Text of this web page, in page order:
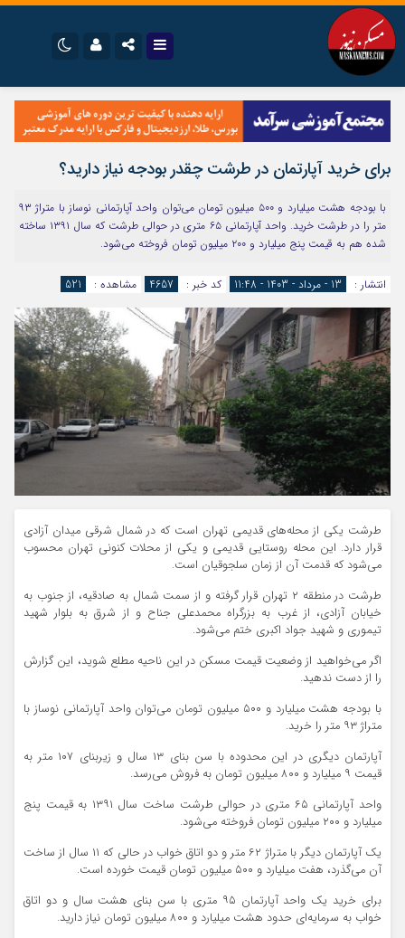
اینستاگرام
تلگرام
سروش
ایتا
آپارات
اپلیکیشن
نام کاربری یا نشانی ایمیل
رمز عبور
مرا به خاطر بسپار
برای خرید آپارتمان در طرشت چقدر بودجه نیاز دارید؟
با بودجه هشت میلیارد و ۵۰۰ میلیون تومان می‌توان واحد آپارتمانی نوساز با متراژ ۹۳
متر را در طرشت خرید. واحد آپارتمانی ۶۵ متری در حوالی طرشت که سال ۱۳۹۱ ساخته
شده هم به قیمت پنج میلیارد و ۲۰۰ میلیون تومان فروخته می‌شود.
انتشار : 13 - مرداد - 1403 - 11:48 کد خبر : 4657 مشاهده : 521
طرشت یکی از محله‌های قدیمی تهران است که در شمال شرقی میدان آزادی
قرار دارد. این محله روستایی قدیمی و یکی از محلات کنونی تهران محسوب
می‌شود که قدمت آن از زمان سلجوقیان است.
طرشت در منطقه ۲ تهران قرار گرفته و از سمت شمال به صادقیه، از جنوب به
خیابان آزادی، از غرب به بزرگراه محمدعلی جناح و از شرق به بلوار شهید
تیموری و شهید جواد اکبری ختم می‌شود.
اگر می‌خواهید از وضعیت قیمت مسکن در این ناحیه مطلع شوید، این گزارش
را از دست ندهید.
با بودجه هشت میلیارد و ۵۰۰ میلیون تومان می‌توان واحد آپارتمانی نوساز با
متراژ ۹۳ متر را خرید.
آپارتمان دیگری در این محدوده با سن بنای ۱۳ سال و زیربنای ۱۰۷ متر به
قیمت ۹ میلیارد و ۸۰۰ میلیون تومان به فروش می‌رسد.
واحد آپارتمانی ۶۵ متری در حوالی طرشت ساخت سال ۱۳۹۱ به قیمت پنج
میلیارد و ۲۰۰ میلیون تومان فروخته می‌شود.
یک آپارتمان دیگر با متراژ ۶۲ متر و دو اتاق خواب در حالی که ۱۱ سال از ساخت
آن می‌گذرد، هفت میلیارد و ۵۰۰ میلیون تومان قیمت خورده است.
برای خرید یک واحد آپارتمان ۹۵ متری با سن بنای هشت سال و دو اتاق
خواب به سرمایه‌ای حدود هشت میلیارد و ۸۰۰ میلیون تومان نیاز دارید.